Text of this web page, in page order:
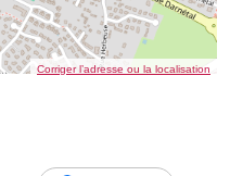
Corriger l’adresse ou la localisation